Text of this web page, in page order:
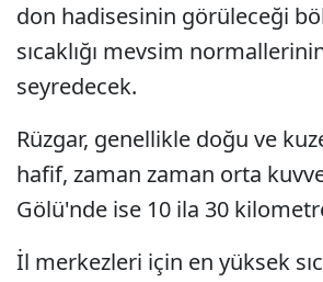
don hadisesinin görüleceği
sıcaklığı mevsim
seyredecek.
Rüzgar, genellikle doğu ve
hafif, zaman zaman orta
Gölü'nde ise 10 ila 30
İl merkezleri için en yüksek